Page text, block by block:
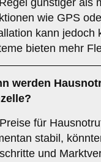
günstiger als
wie GPS
kann jedoch
bieten mehr
werden
für
stabil,
und